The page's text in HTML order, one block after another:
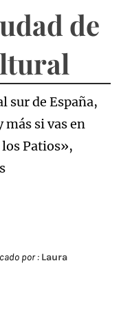
de
sur de España,
más si vas en
Patios»,
por : Laura